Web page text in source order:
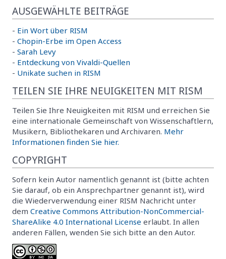
AUSGEWÄHLTE BEITRÄGE
- Ein Wort über RISM
- Chopin-Erbe im Open Access
- Sarah Levy
- Entdeckung von Vivaldi-Quellen
- Unikate suchen in RISM
TEILEN SIE IHRE NEUIGKEITEN MIT RISM
Teilen Sie Ihre Neuigkeiten mit RISM und erreichen Sie
eine internationale Gemeinschaft von Wissenschaftlern,
Musikern, Bibliothekaren und Archivaren. Mehr
Informationen finden Sie hier.
COPYRIGHT
Sofern kein Autor namentlich genannt ist (bitte achten
Sie darauf, ob ein Ansprechpartner genannt ist), wird
die Wiederverwendung einer RISM Nachricht unter
dem Creative Commons Attribution-NonCommercial-
ShareAlike 4.0 International License erlaubt. In allen
anderen Fällen, wenden Sie sich bitte an den Autor.